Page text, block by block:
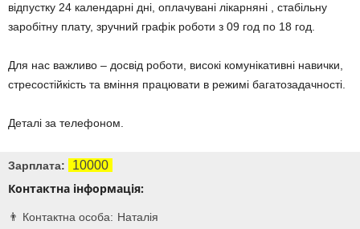
відпустку 24 календарні дні, оплачувані лікарняні , стабільну
заробітну плату, зручний графік роботи з 09 год по 18 год.
Для нас важливо – досвід роботи, високі комунікативні навички,
стресостійкість та вміння працювати в режимі багатозадачності.
Деталі за телефоном.
Контактна інформація:
Наталія
Зарплата: 10000